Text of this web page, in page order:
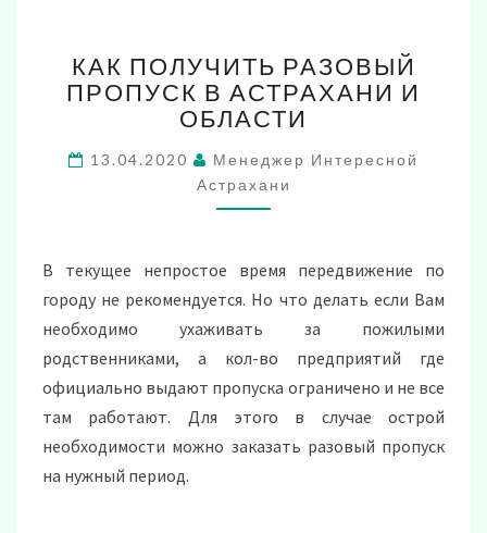
ПОЛУЧИТЬ
РАЗОВЫЙ
ПРОПУСК
АСТРАХАНИ
И
ОБЛАСТИ
КАК ПОЛУЧИТЬ РАЗОВЫЙ
ПРОПУСК В АСТРАХАНИ И
ОБЛАСТИ
13.04.2020
Менеджер Интересной
Астрахани
В текущее непростое время передвижение по
городу не рекомендуется. Но что делать если Вам
необходимо ухаживать за пожилыми
родственниками, а кол-во предприятий где
официально выдают пропуска ограничено и не все
там работают. Для этого в случае острой
необходимости можно заказать разовый пропуск
на нужный период.